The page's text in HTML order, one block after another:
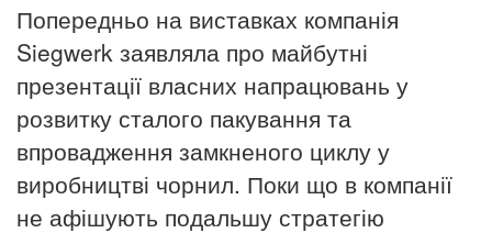
Попередньо на виставках компанія
Siegwerk заявляла про майбутні
презентації власних напрацювань у
розвитку сталого пакування та
впровадження замкненого циклу у
виробництві чорнил. Поки що в компанії
не афішують подальшу стратегію